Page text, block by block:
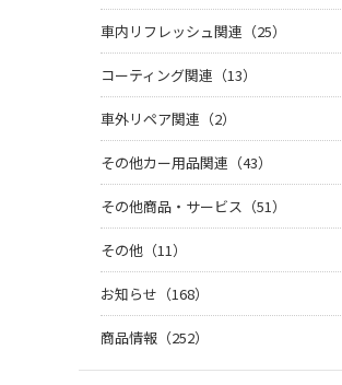
車内リフレッシュ関連（25）
コーティング関連（13）
車外リペア関連（2）
その他カー用品関連（43）
その他商品・サービス（51）
その他（11）
お知らせ（168）
商品情報（252）